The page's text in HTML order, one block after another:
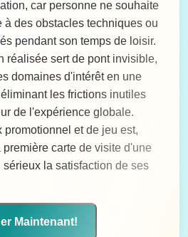
car personne ne souhaite
à des obstacles techniques ou
pendant son temps de loisir.
réalisée sert de pont invisible,
domaines d'intérêt en une
les frictions inutiles
de l'expérience globale.
promotionnel et de jeu est,
carte de visite d'une
la satisfaction de ses
Maintenant!